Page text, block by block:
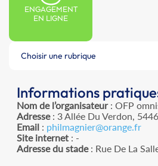
ENGAGEMENT
EN LIGNE
Choisir une rubrique
Informations
Nom de l’organisateur: OFP
Adresse: 3 Allée Du Verdon,
Email: philmagnier@orange.fr
Site internet: -
Adresse du stade: Rue De La